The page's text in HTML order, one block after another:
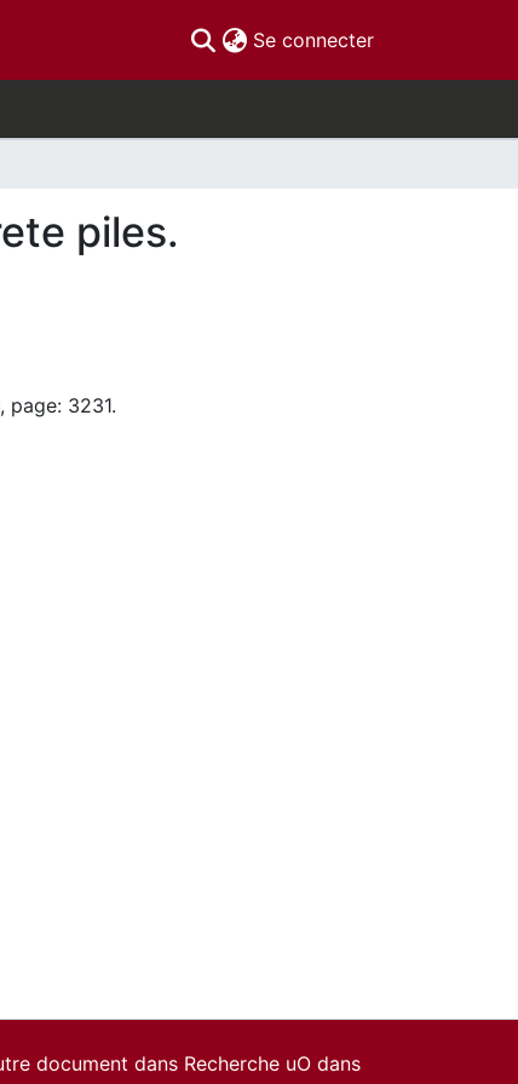
Se connecter(current)
piles.
page: 3231.
document dans Recherche uO dans